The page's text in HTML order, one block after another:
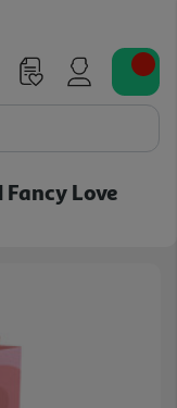
Fancy Love